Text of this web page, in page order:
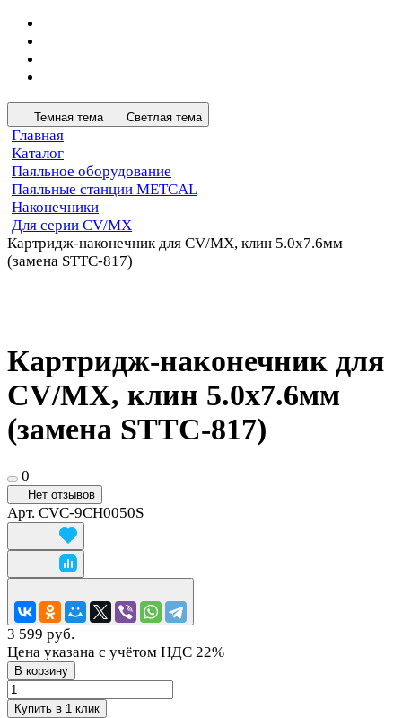
Темная тема Светлая тема
Главная
Каталог
Паяльное оборудование
Паяльные станции METCAL
Наконечники
Для серии CV/MX
Картридж-наконечник для СV/MX, клин 5.0х7.6мм
(замена STTC-817)
Картридж-наконечник для
СV/MX, клин 5.0х7.6мм
(замена STTC-817)
0
Нет отзывов
Арт. CVC-9CH0050S
3 599 руб.
Цена указана с учётом НДС 22%
В корзину
Купить в 1 клик